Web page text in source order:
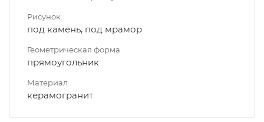
Рисунок
под камень, под мрамор
Геометрическая форма
прямоугольник
Материал
керамогранит